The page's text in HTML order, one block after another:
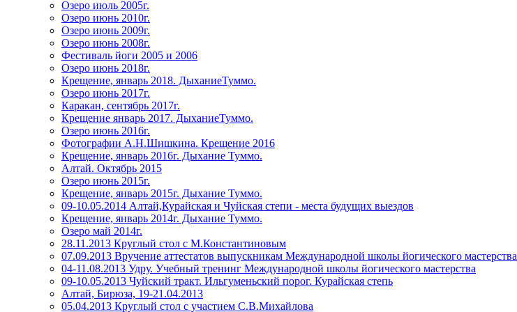
Озеро июль 2005г.
Озеро июнь 2010г.
Озеро июнь 2009г.
Озеро июнь 2008г.
Фестиваль йоги 2005 и 2006
Озеро июнь 2018г.
Крещение, январь 2018. ДыханиеТуммо.
Озеро июнь 2017г.
Каракан, сентябрь 2017г.
Крещение январь 2017. ДыханиеТуммо.
Озеро июнь 2016г.
Фотографии А.Н.Шишкина. Крещение 2016
Крещение, январь 2016г. Дыхание Туммо.
Алтай. Октябрь 2015
Озеро июнь 2015г.
Крещение, январь 2015г. Дыхание Туммо.
09-10.05.2014 Алтай,Курайская и Чуйская степи - места будущих выездов
Крещение, январь 2014г. Дыхание Туммо.
Озеро май 2014г.
28.11.2013 Круглый стол с М.Константиновым
07.09.2013 Вручение аттестатов выпускникам Международной школы йогического мастерства
04-11.08.2013 Удру. Учебный тренинг Международной школы йогического мастерства
09-10.05.2013 Чуйский тракт. Ильгуменьский порог. Курайская степь
Алтай, Бирюза, 19-21.04.2013
05.04.2013 Круглый стол с участием С.В.Михайлова